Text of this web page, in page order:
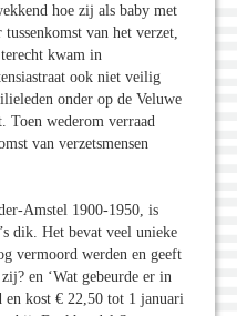
hoe zij als baby met
van het verzet,
kwam in
ook niet veilig
onder op de Veluwe
Toen wederom verraad
van verzetsmensen
Amstel 1900-1950, is
dik. Het bevat veel unieke
vermoord werden en geeft
en ‘Wat gebeurde er in
kost € 22,50 tot 1 januari